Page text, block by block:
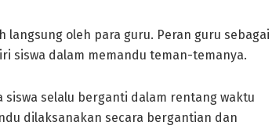
oleh para guru. Peran guru sebagai
siswa dalam memandu teman-temanya.
selalu berganti dalam rentang waktu
dilaksanakan secara bergantian dan